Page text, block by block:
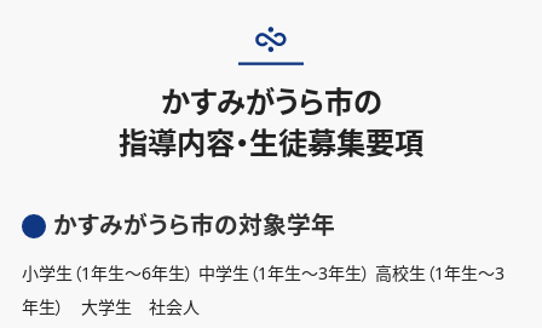
かすみがうら市の
指導内容・生徒募集要項
かすみがうら市の対象学年
小学生（1年生〜6年生） 中学生（1年生〜3年生） 高校生（1年生〜3
年生） 大学生 社会人